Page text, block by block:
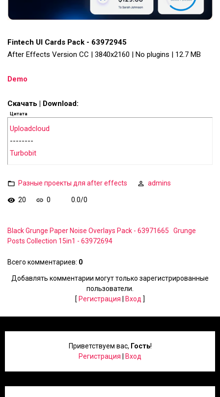
Fintech UI Cards Pack - 63972945
After Effects Version CC | 3840x2160 | No plugins | 12.7 MB
Demo
Скачать | Download:
Цитата
Uploadcloud
--------
Turbobit
Разные проекты для after effects admins
20 0 0.0/0
Black Grunge Paper Noise Overlays Pack - 63971665
Grunge
Posts Collection 15in1 - 63972694
Всего комментариев: 0
Добавлять комментарии могут только зарегистрированные
пользователи.
[ Регистрация Вход ]
Приветствуем вас, Гость!
Регистрация
Вход